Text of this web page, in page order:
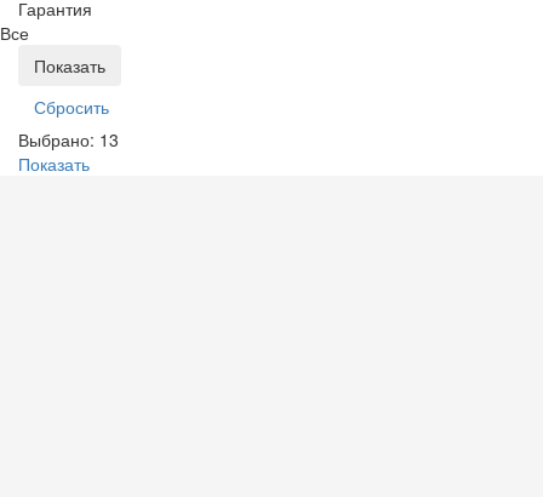
Гарантия
Все
Выбрано: 13
Показать